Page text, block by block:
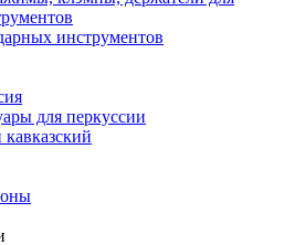
инструментов
для перкуссии
кавказский